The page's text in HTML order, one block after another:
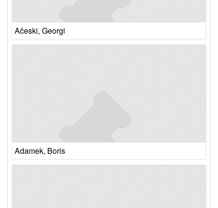
Ačeski, Georgi
Adamek, Boris